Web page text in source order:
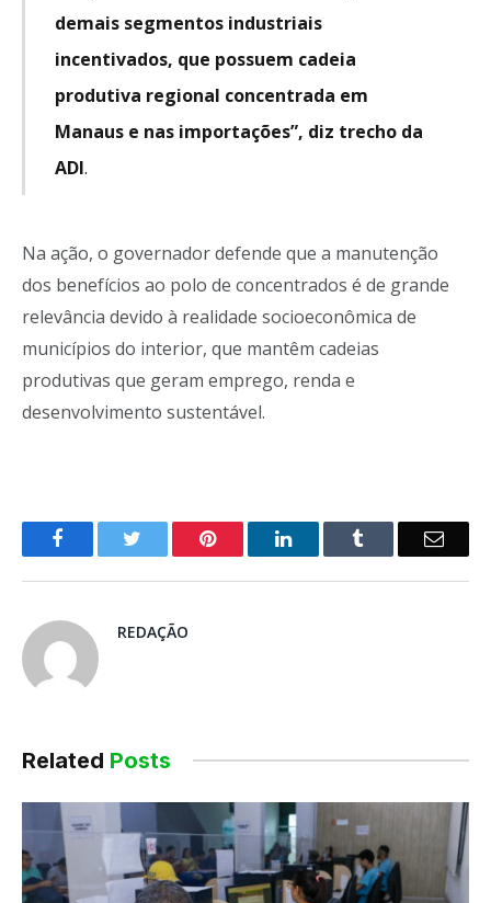
demais segmentos industriais
incentivados, que possuem cadeia
produtiva regional concentrada em
Manaus e nas importações”, diz trecho da
ADI.
Na ação, o governador defende que a manutenção
dos benefícios ao polo de concentrados é de grande
relevância devido à realidade socioeconômica de
municípios do interior, que mantêm cadeias
produtivas que geram emprego, renda e
desenvolvimento sustentável.
o
Pinterest LinkedIn
E-
REDAÇÃO
Related Posts